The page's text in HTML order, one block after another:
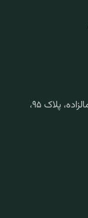
تهران، بلوار کشاورز، بین خیابان کارگر و جمالزاده، پلاک ۹۵،